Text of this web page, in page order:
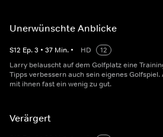
Unerwünschte Anblicke
S12 Ep.3 • 37 Min. • HD
12
Larry belauscht auf dem Golfplatz eine
Tipps verbessern auch sein eigenes
mit ihnen fast ein wenig zu gut.
Verärgert